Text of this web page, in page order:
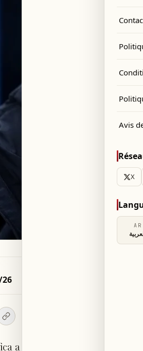
a annoncé jeudi dans un
Avis
X
AR